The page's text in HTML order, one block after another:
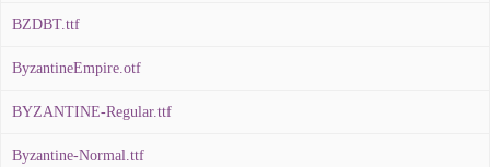
BZDBT.ttf
ByzantineEmpire.otf
BYZANTINE-Regular.ttf
Byzantine-Normal.ttf